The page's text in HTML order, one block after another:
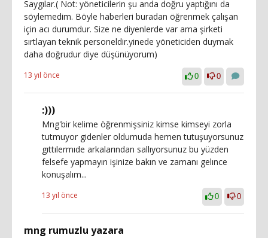
Saygılar.( Not: yöneticilerin şu anda doğru yaptığını da
söylemedim. Böyle haberleri buradan öğrenmek çalışan
için acı durumdur. Size ne diyenlerde var ama şirketi
sırtlayan teknik personeldir.yinede yöneticiden duymak
daha doğrudur diye düşünüyorum)
13 yıl önce 0 0
:)))
Mng'bir kelime öğrenmişsiniz kimse kimseyi zorla
tutmuyor gidenler oldumuda hemen tutuşuyorsunuz
gıttılermıde arkalarından sallıyorsunuz bu yüzden
felsefe yapmayın işinize bakın ve zamanı gelınce
konuşalım...
13 yıl önce 0 0
mng rumuzlu yazara